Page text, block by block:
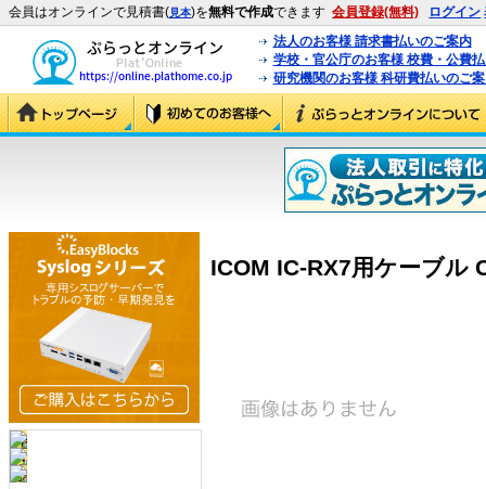
会員はオンラインで見積書(見本)を無料で作成できます 会員登録(無料) ログイン
法人のお客様 請求書払いのご案内
学校・官公庁のお客様 校費・公費
研究機関のお客様 科研費払いのご
ICOM IC-RX7用ケーブル